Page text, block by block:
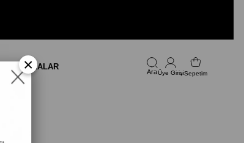
MARKALAR
Üye GirişiSepetim
×